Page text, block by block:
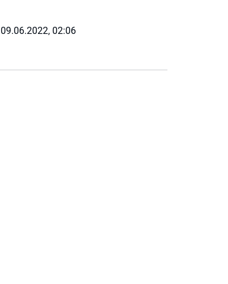
09.06.2022, 02:06